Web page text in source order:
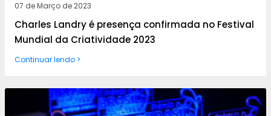
07 de Março de 2023
Charles Landry é presença confirmada no Festival
Mundial da Criatividade 2023
Continuar lendo >